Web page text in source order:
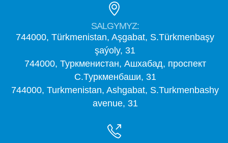
SALGYMYZ:
744000, Türkmenistan, Aşgabat, S.Türkmenbaşy
şaýoly, 31
744000, Туркменистан, Ашхабад, проспект
С.Туркменбаши, 31
744000, Turkmenistan, Ashgabat, S.Turkmenbashy
avenue, 31